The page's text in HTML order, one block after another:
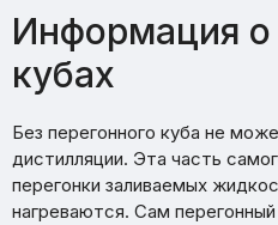
Информация о
кубах
Без перегонного куба не
дистилляции. Эта часть
перегонки заливаемых
нагреваются. Сам